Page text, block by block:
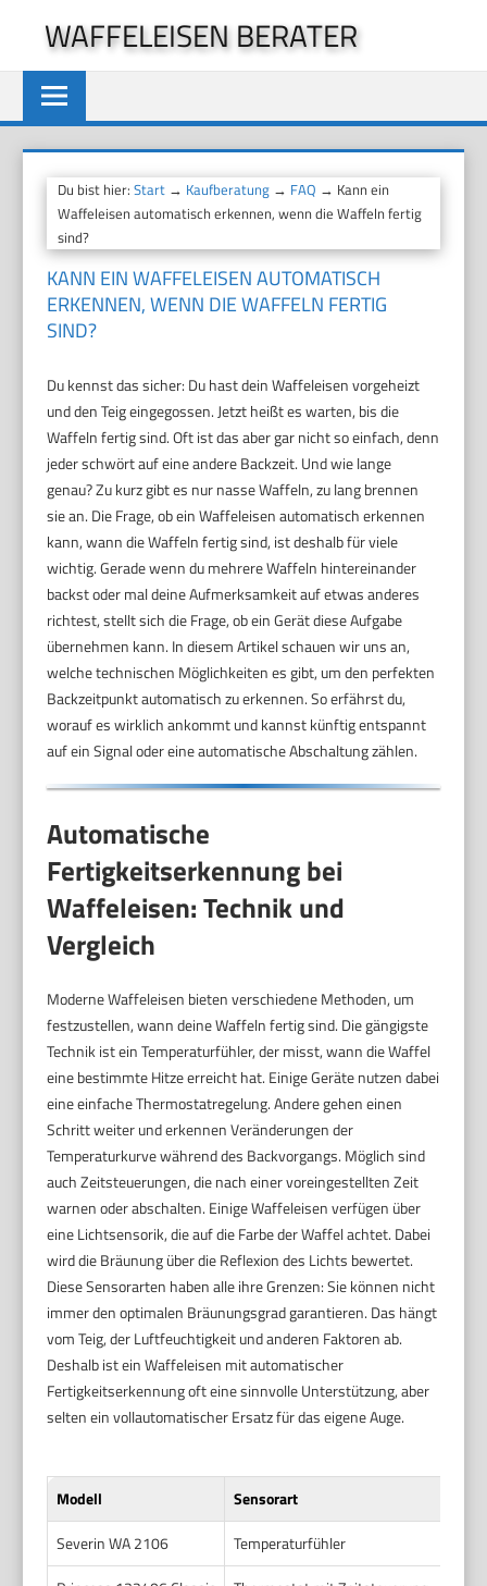
springen
WAFFELEISEN BERATER
Du bist hier:Start → Kaufberatung → FAQ → Kann ein
Waffeleisen automatisch erkennen, wenn die Waffeln fertig
sind?
KANN EIN WAFFELEISEN AUTOMATISCH
ERKENNEN, WENN DIE WAFFELN FERTIG
SIND?
Du kennst das sicher: Du hast dein Waffeleisen vorgeheizt
und den Teig eingegossen. Jetzt heißt es warten, bis die
Waffeln fertig sind. Oft ist das aber gar nicht so einfach, denn
jeder schwört auf eine andere Backzeit. Und wie lange
genau? Zu kurz gibt es nur nasse Waffeln, zu lang brennen
sie an. Die Frage, ob ein Waffeleisen automatisch erkennen
kann, wann die Waffeln fertig sind, ist deshalb für viele
wichtig. Gerade wenn du mehrere Waffeln hintereinander
backst oder mal deine Aufmerksamkeit auf etwas anderes
richtest, stellt sich die Frage, ob ein Gerät diese Aufgabe
übernehmen kann. In diesem Artikel schauen wir uns an,
welche technischen Möglichkeiten es gibt, um den perfekten
Backzeitpunkt automatisch zu erkennen. So erfährst du,
worauf es wirklich ankommt und kannst künftig entspannt
auf ein Signal oder eine automatische Abschaltung zählen.
Automatische
Fertigkeitserkennung bei
Waffeleisen: Technik und
Vergleich
Moderne Waffeleisen bieten verschiedene Methoden, um
festzustellen, wann deine Waffeln fertig sind. Die gängigste
Technik ist ein Temperaturfühler, der misst, wann die Waffel
eine bestimmte Hitze erreicht hat. Einige Geräte nutzen dabei
eine einfache Thermostatregelung. Andere gehen einen
Schritt weiter und erkennen Veränderungen der
Temperaturkurve während des Backvorgangs. Möglich sind
auch Zeitsteuerungen, die nach einer voreingestellten Zeit
warnen oder abschalten. Einige Waffeleisen verfügen über
eine Lichtsensorik, die auf die Farbe der Waffel achtet. Dabei
wird die Bräunung über die Reflexion des Lichts bewertet.
Diese Sensorarten haben alle ihre Grenzen: Sie können nicht
immer den optimalen Bräunungsgrad garantieren. Das hängt
vom Teig, der Luftfeuchtigkeit und anderen Faktoren ab.
Deshalb ist ein Waffeleisen mit automatischer
Fertigkeitserkennung oft eine sinnvolle Unterstützung, aber
selten ein vollautomatischer Ersatz für das eigene Auge.
Modell Sensorart
Severin WA 2106
Temperaturfühler